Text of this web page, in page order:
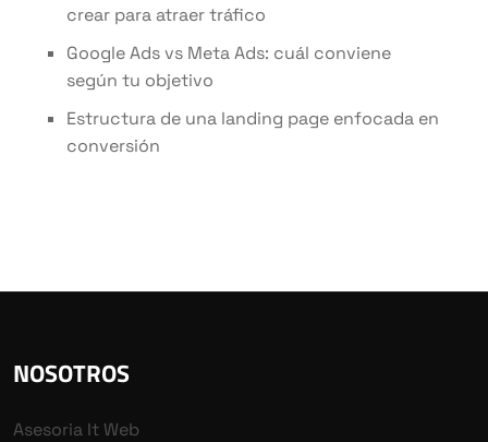
crear para atraer tráfico
Google Ads vs Meta Ads: cuál conviene
según tu objetivo
Estructura de una landing page enfocada en
conversión
NOSOTROS
Asesoria It Web